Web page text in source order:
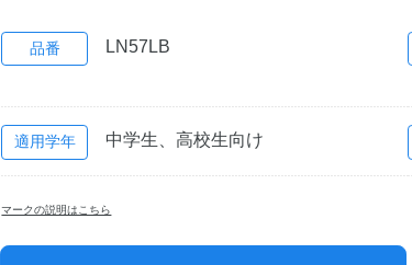
品番 LN57LB
適用学年 中学生、高校生向け
マークの説明はこちら